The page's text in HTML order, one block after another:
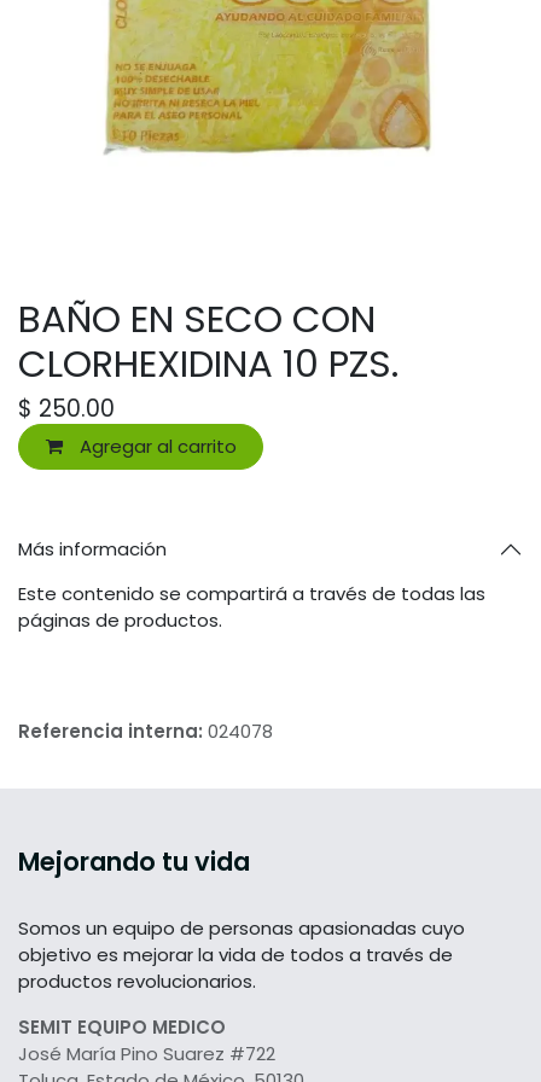
BAÑO EN SECO CON
CLORHEXIDINA 10 PZS.
$ 250.00
Agregar al carrito
Más información
Este contenido se compartirá a través de todas las
páginas de productos.
Referencia interna: 024078
Mejorando tu vida
Somos un equipo de personas apasionadas cuyo
objetivo es mejorar la vida de todos a través de
productos revolucionarios.
SEMIT EQUIPO MEDICO
José María Pino Suarez #722